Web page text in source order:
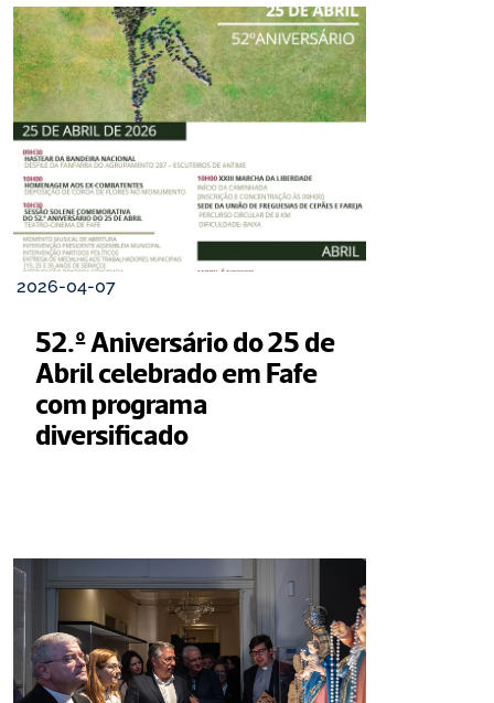
2026-04-07
52.º Aniversário do 25 de
Abril celebrado em Fafe
com programa
diversificado